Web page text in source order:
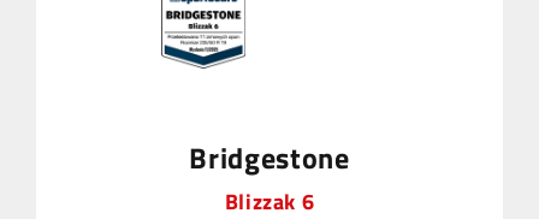
Bridgestone
Blizzak 6